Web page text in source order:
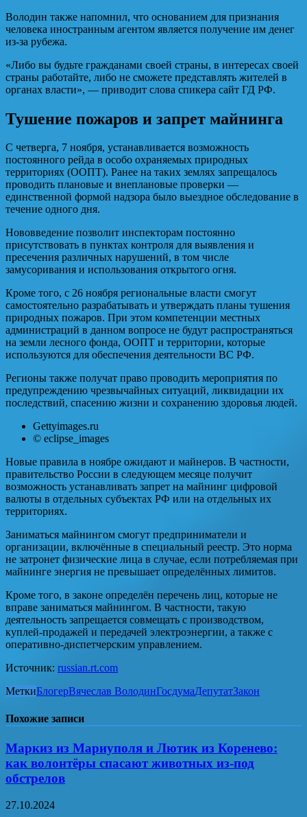
Володин также напомнил, что основанием для признания
человека иностранным агентом является получение им денег
из-за рубежа.
«Либо вы будьте гражданами своей страны, в интересах своей
страны работайте, либо не сможете представлять жителей в
органах власти», — приводит слова спикера сайт ГД РФ.
Тушение пожаров и запрет майнинга
С четверга, 7 ноября, устанавливается возможность
постоянного рейда в особо охраняемых природных
территориях (ООПТ). Ранее на таких землях запрещалось
проводить плановые и внеплановые проверки —
единственной формой надзора было выездное обследование в
течение одного дня.
Нововведение позволит инспекторам постоянно
присутствовать в пунктах контроля для выявления и
пресечения различных нарушений, в том числе
замусоривания и использования открытого огня.
Кроме того, с 26 ноября региональные власти смогут
самостоятельно разрабатывать и утверждать планы тушения
природных пожаров. При этом компетенции местных
администраций в данном вопросе не будут распространяться
на земли лесного фонда, ООПТ и территории, которые
используются для обеспечения деятельности ВС РФ.
Регионы также получат право проводить мероприятия по
предупреждению чрезвычайных ситуаций, ликвидации их
последствий, спасению жизни и сохранению здоровья людей.
Gettyimages.ru
© eclipse_images
Новые правила в ноябре ожидают и майнеров. В частности,
правительство России в следующем месяце получит
возможность устанавливать запрет на майнинг цифровой
валюты в отдельных субъектах РФ или на отдельных их
территориях.
Заниматься майнингом смогут предприниматели и
организации, включённые в специальный реестр. Это норма
не затронет физические лица в случае, если потребляемая при
майнинге энергия не превышает определённых лимитов.
Кроме того, в законе определён перечень лиц, которые не
вправе заниматься майнингом. В частности, такую
деятельность запрещается совмещать с производством,
куплей-продажей и передачей электроэнергии, а также с
оперативно-диспетчерским управлением.
Источник: russian.rt.com
МеткиБлогерВячеслав ВолодинГосдумаДепутатЗакон
Похожие записи
Маркиз из Мариуполя и Лютик из Коренево:
как волонтёры спасают животных из-под
обстрелов
27.10.2024